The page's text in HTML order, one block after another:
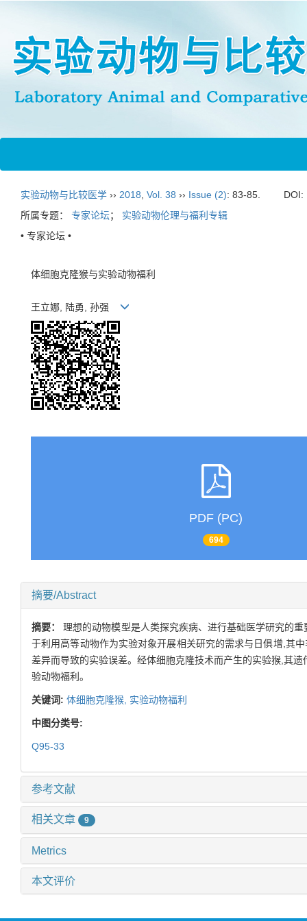
实验动物与比较医学 ›› 2018 Vol. 38 ›› Issue (2): 83-85. DOI:
所属专题： 专家论坛； 实验动物伦理与福利专辑
• 专家论坛 •
体细胞克隆猴与实验动物福利
王立娜, 陆勇, 孙强
PDF (PC)
694
摘要/Abstract
摘要：理想的动物模型是人类探究疾病、进行基础医学研究的
于利用高等动物作为实验对象开展相关研究的需求与日俱增,其
差异而导致的实验误差。经体细胞克隆技术而产生的实验猴,其
验动物福利。
关键词: 体细胞克隆猴, 实验动物福利
中图分类号:
Q95-33
参考文献
相关文章 9
Metrics
本文评价